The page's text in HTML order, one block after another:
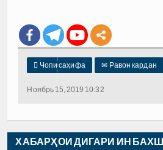
 Чопи саҳифа ✉ Равон кардан
Ноябрь 15, 2019 10:32
ХАБАРҲОИ ДИГАРИ ИН БАХШ